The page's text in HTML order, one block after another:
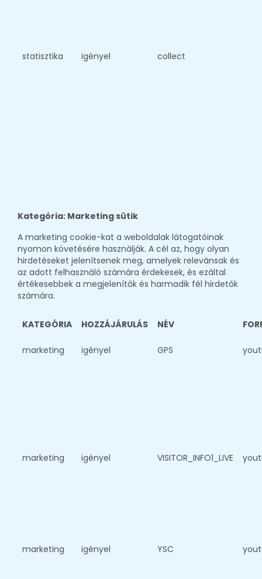
statisztika igényel collect
Kategória: Marketing sütik
A marketing cookie-kat a weboldalak látogatóinak
nyomon követésére használják. A cél az, hogy olyan
hirdetéseket jelenítsenek meg, amelyek relevánsak és
az adott felhasználó számára érdekesek, és ezáltal
értékesebbek a megjelenítők és harmadik fél hirdetők
számára.
KATEGÓRIA HOZZÁJÁRULÁS NÉV
marketing igényel GPS
marketing igényel VISITOR_INFO1_LIVE
marketing igényel YSC